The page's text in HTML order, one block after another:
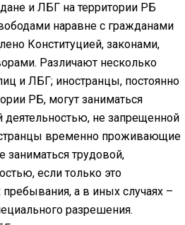
и ЛБГ на территории РБ
наравне с гражданами
Конституцией, законами,
Различают несколько
и ЛБГ; иностранцы, постоянно
РБ, могут заниматься
деятельностью, не запрещенной
временно проживающие
заниматься трудовой,
если только это
а в иных случаях –
разрешения.